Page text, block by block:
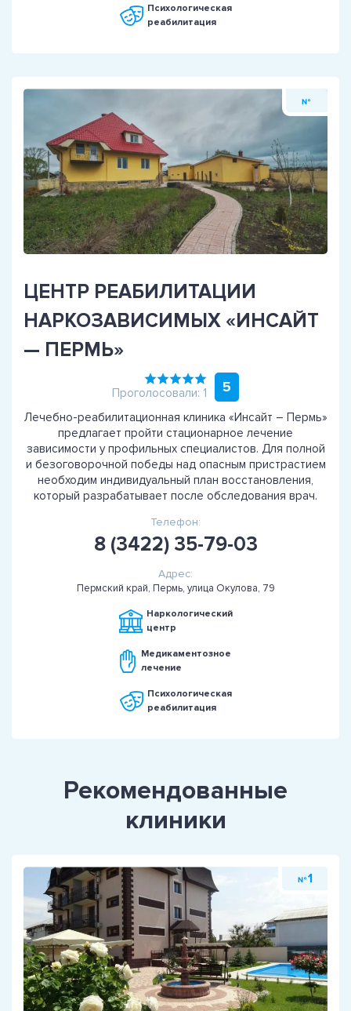
Психологическая
реабилитация
№
ЦЕНТР РЕАБИЛИТАЦИИ
НАРКОЗАВИСИМЫХ «ИНСАЙТ
— ПЕРМЬ»
Проголосовали: 1 5
Лечебно-реабилитационная клиника «Инсайт – Пермь»
предлагает пройти стационарное лечение
зависимости у профильных специалистов. Для полной
и безоговорочной победы над опасным пристрастием
необходим индивидуальный план восстановления,
который разрабатывает после обследования врач.
Телефон:
8 (3422) 35-79-03
Адрес:
Пермский край, Пермь, улица Окулова, 79
Наркологический
центр
Медикаментозное
лечение
Психологическая
реабилитация
Рекомендованные
клиники
№ 1